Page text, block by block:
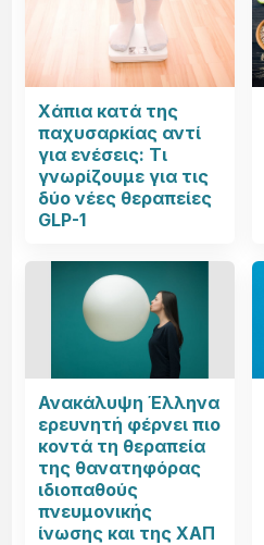
Χάπια κατά της
παχυσαρκίας αντί
για ενέσεις: Τι
γνωρίζουμε για τις
δύο νέες θεραπείες
GLP-1
Ανακάλυψη Έλληνα
ερευνητή φέρνει πιο
κοντά τη θεραπεία
της θανατηφόρας
ιδιοπαθούς
πνευμονικής
ίνωσης και της ΧΑΠ